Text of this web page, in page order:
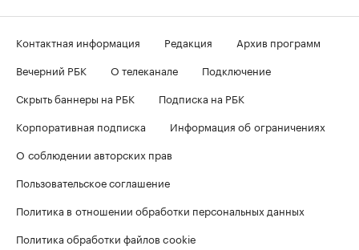
Контактная информация Редакция
Архив программ
Вечерний РБК
О телеканале
Подключение
Скрыть баннеры на РБК
Подписка на РБК
Корпоративная подписка
Информация об ограничениях
О соблюдении авторских прав
Пользовательское соглашение
Политика в отношении обработки персональных данных
Политика обработки файлов cookie